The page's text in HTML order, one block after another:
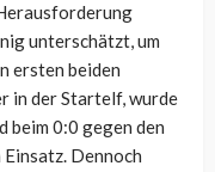
unterschätzt, um
ersten beiden
in der Startelf, wurde
beim 0:0 gegen den
Einsatz. Dennoch